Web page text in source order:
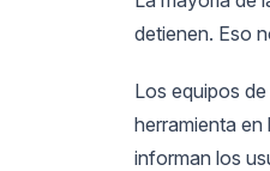
detienen. Eso
Los equipos
herramienta
informan los